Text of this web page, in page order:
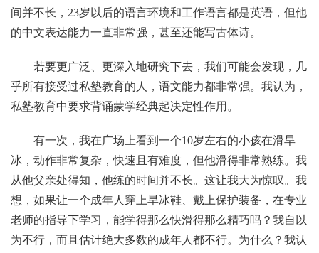
间并不长，23岁以后的语言环境和工作语言都是英语，但他
的中文表达能力一直非常强，甚至还能写古体诗。
若要更广泛、更深入地研究下去，我们可能会发现，几
乎所有接受过私塾教育的人，语文能力都非常强。我认为，
私塾教育中要求背诵蒙学经典起决定性作用。
有一次，我在广场上看到一个10岁左右的小孩在滑旱
冰，动作非常复杂，快速且有难度，但他滑得非常熟练。我
从他父亲处得知，他练的时间并不长。这让我大为惊叹。我
想，如果让一个成年人穿上旱冰鞋、戴上保护装备，在专业
老师的指导下学习，能学得那么快滑得那么精巧吗？我自以
为不行，而且估计绝大多数的成年人都不行。为什么？我认